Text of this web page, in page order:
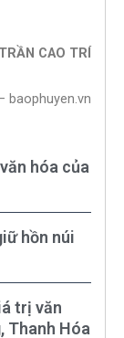
TRẦN CAO TRÍ
baophuyen.vn
hóa của
hồn núi
trị văn
Thanh Hóa